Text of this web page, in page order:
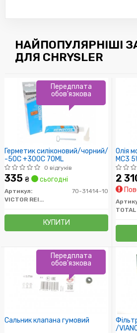
НАЙПОПУЛЯРНІШІ
ДЛЯ CHRYSLER
Герметик силіконовий/чорний/
-50C +300C 70ML
0 відгуків
335 ₴ сьогодні
Артикул:
70-31414-10
VICTOR REINZ
КУПИТИ
Передплата
обов'язкова
Олія
MC3
2
TOTAL
Сальник клапана гумовий
Передплата
обов'язкова
/